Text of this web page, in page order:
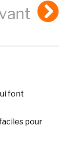
font
pour